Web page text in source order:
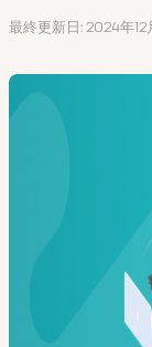
最終更新日 2024年12